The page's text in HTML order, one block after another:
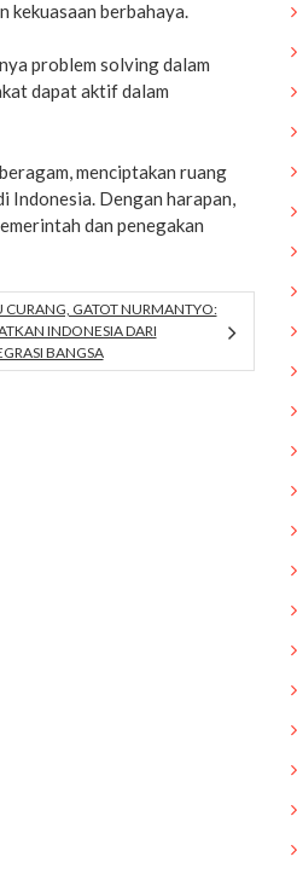
kekuasaan berbahaya.
problem solving dalam
dapat aktif dalam
menciptakan ruang
Indonesia. Dengan harapan,
dan penegakan
CURANG, GATOT NURMANTYO:
INDONESIA DARI
BANGSA